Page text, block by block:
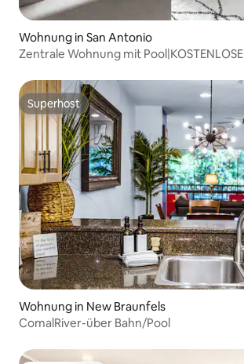
Wohnung in San Antonio
Zentrale Wohnung mit Pool|KOSTENLOSE
Superhost
Superhost
Wohnung in New Braunfels
ComalRiver-über Bahn/Pool